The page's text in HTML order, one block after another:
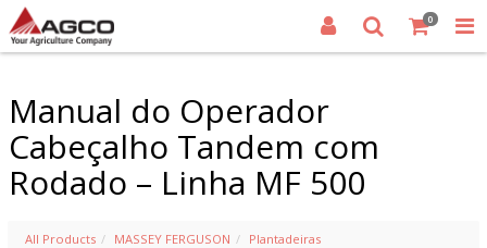
0
Manual do Operador
Cabeçalho Tandem com
Rodado – Linha MF 500
All Products MASSEY FERGUSON
Plantadeiras